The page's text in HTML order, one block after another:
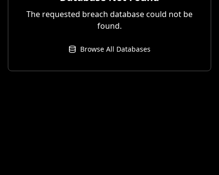
The requested breach database could not be
found.
Browse All Databases